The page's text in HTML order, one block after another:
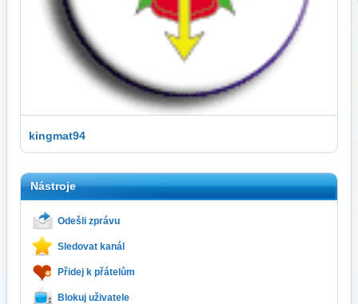
kingmat94
Nástroje
Odešli zprávu
Sledovat kanál
Přidej k přátelům
Blokuj uživatele